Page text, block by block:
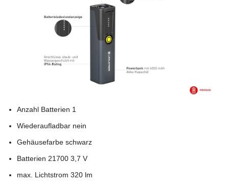
Anzahl Batterien 1
Wiederaufladbar nein
Gehäusefarbe schwarz
Batterien 21700 3,7 V
max. Lichtstrom 320 lm